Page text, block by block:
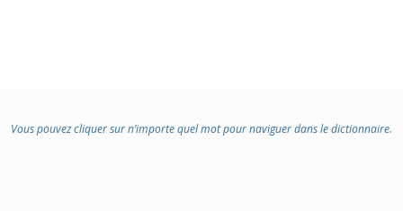
Vous pouvez cliquer sur n’importe quel mot pour naviguer dans le dictionnaire.